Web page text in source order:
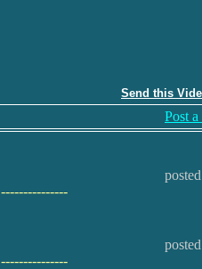
Send this
Post
---------------
---------------